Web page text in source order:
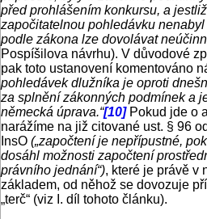
před prohlášením konkursu, a
započitatelnou pohledávku
podle zákona lze dovolávat
Pospíšilova návrhu). V důvodové
pak toto ustanovení komentováno
pohledávek dlužníka je oproti
za splnění zákonných podmínek a
německá úprava.“[10] Pokud jde o
narážíme na již citované ust. § 96
InsO („započtení je nepřípustné,
dosáhl možnosti započtení
právního jednání“), které je právě v
základem, od něhož se dovozuje
„terč“ (viz I. díl tohoto článku).